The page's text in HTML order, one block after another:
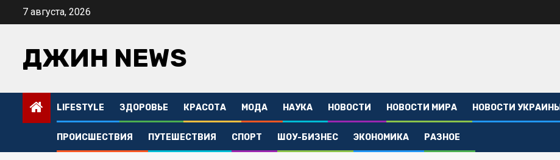
Перейти7 августа, 2026
ДЖИН NEWS
LIFESTYLE ЗДОРОВЬЕ КРАСОТА МОДА НАУКА НОВОСТИ НОВОСТИ МИРА НОВОСТИ УКРАИНЫ
ПРОИСШЕСТВИЯ ПУТЕШЕСТВИЯ СПОРТ ШОУ-БИЗНЕС ЭКОНОМИКА РАЗНОЕ